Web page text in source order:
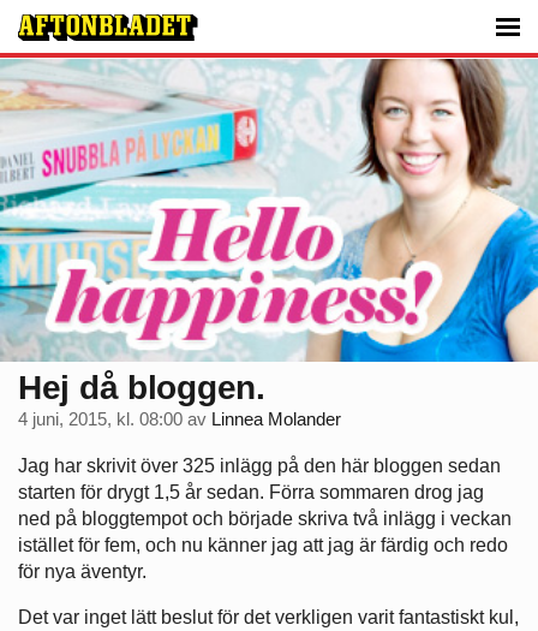
Hej då bloggen.
4 juni, 2015, kl. 08:00 av Linnea Molander
Jag har skrivit över 325 inlägg på den här bloggen sedan
starten för drygt 1,5 år sedan. Förra sommaren drog jag
ned på bloggtempot och började skriva två inlägg i veckan
istället för fem, och nu känner jag att jag är färdig och redo
för nya äventyr.
Det var inget lätt beslut för det verkligen varit fantastiskt kul,